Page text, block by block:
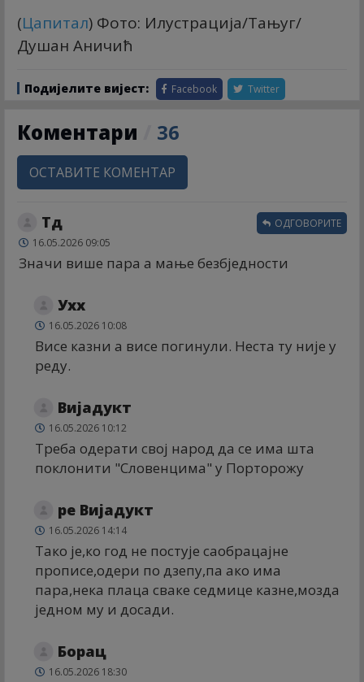
(Цапитал) Фото: Илустрација/Тањуг/
Душан Аничић
Подијелите вијест: Facebook Twitter
Коментари 36
ОСТАВИТЕ КОМЕНТАР
Тд
16.05.2026 09:05
Значи више пара а мање безбједности
ОДГОВОРИТЕ
Ухх
16.05.2026 10:08
Висе казни а висе погинули. Неста ту није у
реду.
Вијадукт
16.05.2026 10:12
Треба одерати свој народ да се има шта
поклонити "Словенцима" у Порторожу
ре Вијадукт
16.05.2026 14:14
Тако је,ко год не постује саобрацајне
прописе,одери по дзепу,па ако има
пара,нека плаца сваке седмице казне,мозда
једном му и досади.
Борац
16.05.2026 18:30